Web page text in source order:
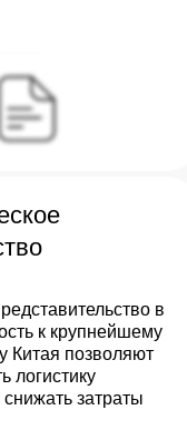
в
к крупнейшему
Китая позволяют
логистику
затраты